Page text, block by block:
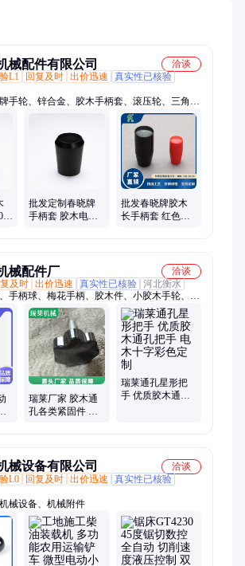
械配件有限公司
洽谈
L1 回复及时 出价迅速
真实性已核验
手轮、锌合金、胶木手柄套、滚压轮、三角
缘、铁手轮、abs塑料、牌把手、铝手轮、铝
龙带、电木球、牌拉手、牌油标、牌三角、三
、条手轮、小拉手、牌手柄、手柄套、防护门
批发定制春晓牌
手柄套 胶木电木
批发春晓牌胶木
长手柄套 红色椭
械配件厂
洽谈
及时 出价迅速 真实性已核验 河北衡水
手柄球、梅花手柄、胶木件、小胶木手轮、大
手轮、手轮、三角箭、标准件、方拉手、铝油
柄、内波纹、手柄套、灶把手、铝拉手、圆拉
械操作件、长把手、包装机械把手手轮、调节
瑞莱厂家 胶木通
孔各类紧固件 夹
瑞莱通孔星形把
手 优质胶木通孔
械设备有限公司
洽谈
L0 回复及时 出价迅速
真实性已核验
械设备、机械附件